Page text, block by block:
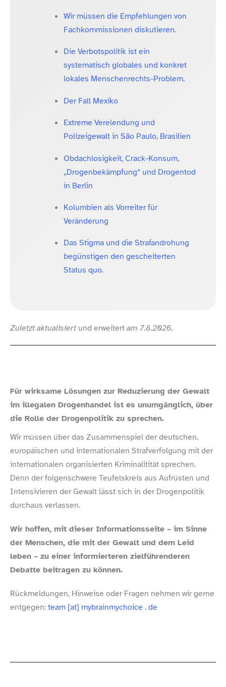
Wir müssen die Empfehlungen von
Fachkommissionen diskutieren.
Die Verbotspolitik ist ein
systematisch globales und konkret
lokales Menschenrechts-Problem.
Der Fall Mexiko
Extreme Verelendung und
Polizeigewalt in São Paulo, Brasilien
Obdachlosigkeit, Crack-​Konsum,
„Drogenbekämpfung“ und Drogentod
in Berlin
Kolumbien als Vorreiter für
Veränderung
Das Stigma und die Strafandrohung
begünstigen den gescheiterten
Status quo.
Zuletztaktualisiert und erweitertam 7.8.2026.
Für wirksame Lösungen zur Reduzierung der Gewalt
im illegalen Drogenhandel ist es unumgänglich, über
die Rolle der Drogenpolitik zu sprechen.
Wir müssen über das Zusammenspiel der deutschen,
europäischen und internationalen Strafverfolgung mit der
internationalen organisierten Kriminalitität sprechen.
Denn der folgenschwere Teufelskreis aus Aufrüsten und
Intensivieren der Gewalt lässt sich in der Drogenpolitik
durchaus verlassen.
Wir hoffen, mit dieser Informationsseite – im Sinne
der Menschen, die mit der Gewalt und dem Leid
leben – zu einer informierteren zielführenderen
Debatte beitragen zu können.
Rückmeldungen, Hinweise oder Fragen nehmen wir gerne
entgegen:team [at] mybrainmychoice . de